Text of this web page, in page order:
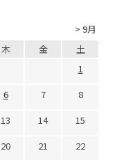
> 9月
木 金
土
1
6 7
8
13 14
15
20 21
22